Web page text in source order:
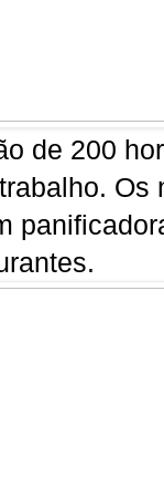
de 200